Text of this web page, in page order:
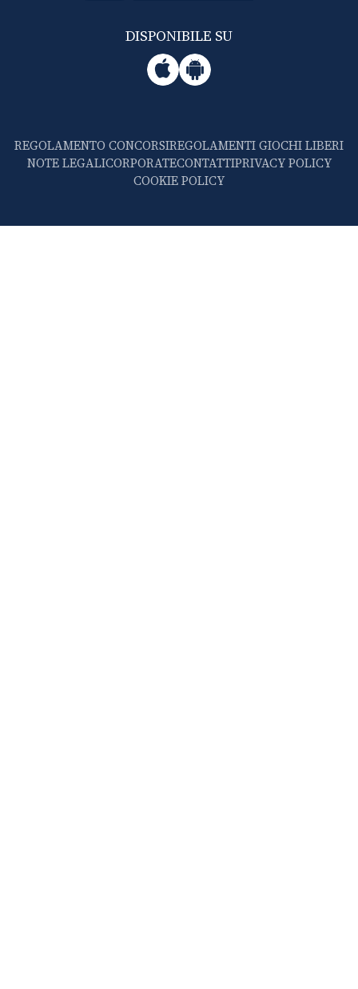
DISPONIBILE SU
REGOLAMENTO CONCORSIREGOLAMENTI GIOCHI LIBERI
NOTE LEGALICORPORATECONTATTIPRIVACY POLICY
COOKIE POLICY